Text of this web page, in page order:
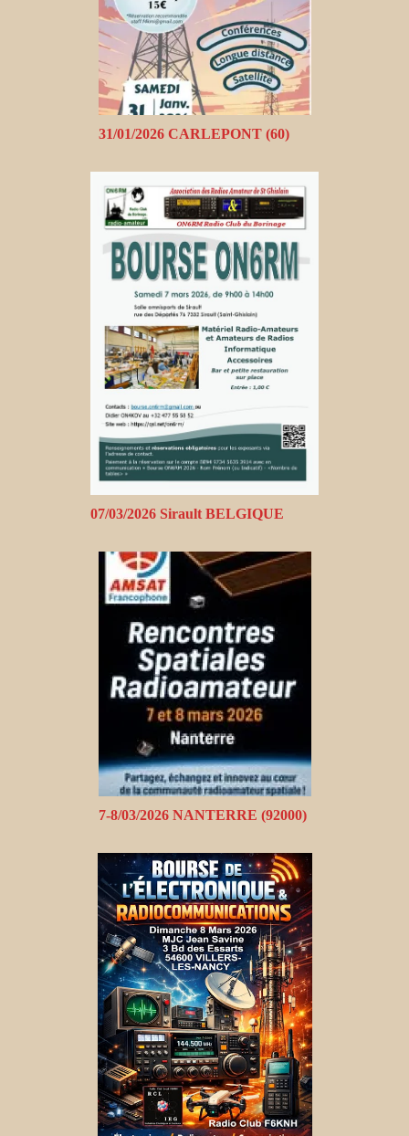
31/01/2026 CARLEPONT (60)
07/03/2026 Sirault BELGIQUE
7-8/03/2026 NANTERRE (92000)